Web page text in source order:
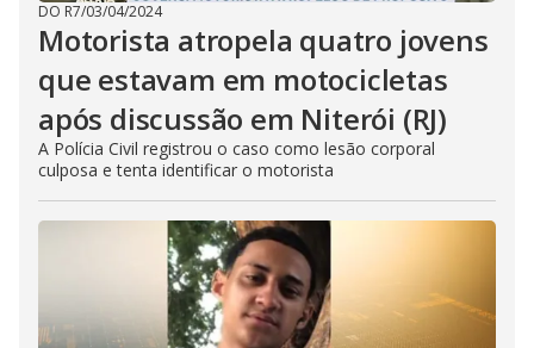
DO R7/03/04/2024
Motorista atropela quatro jovens
que estavam em motocicletas
após discussão em Niterói (RJ)
A Polícia Civil registrou o caso como lesão corporal
culposa e tenta identificar o motorista